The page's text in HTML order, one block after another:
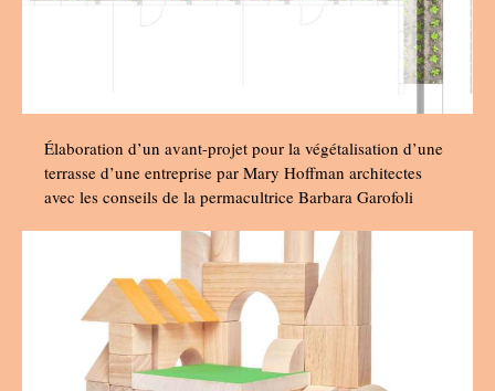
Élaboration d’un avant-projet pour la végétalisation d’une
terrasse d’une entreprise par Mary Hoffman architectes
avec les conseils de la permacultrice Barbara Garofoli